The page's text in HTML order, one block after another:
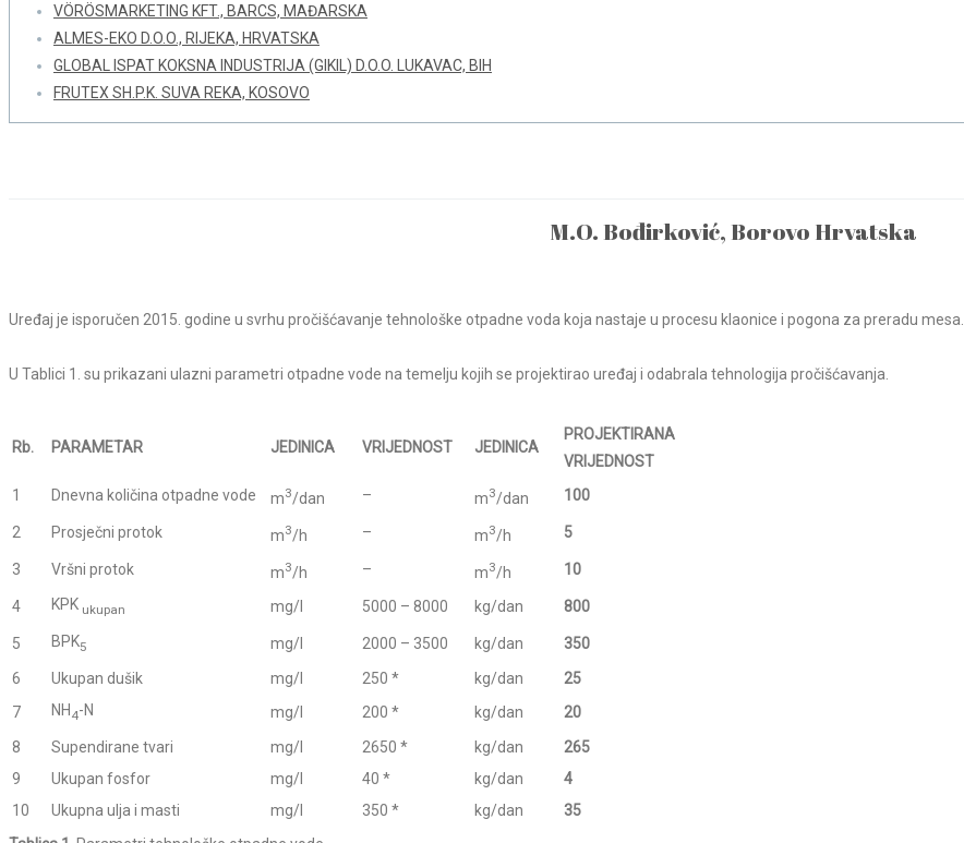
VÖRÖSMARKETING KFT., BARCS, MAĐARSKA
ALMES-EKO D.O.O., RIJEKA, HRVATSKA
GLOBAL ISPAT KOKSNA INDUSTRIJA (GIKIL) D.O.O. LUKAVAC, BIH
FRUTEX SH.P.K. SUVA REKA, KOSOVO
M.O. Bođirković, Borovo Hrvatska
Uređaj je isporučen 2015. godine u svrhu pročišćavanje tehnološke otpadne voda koja nastaje u procesu klaonice i pogona za preradu
U Tablici 1. su prikazani ulazni parametri otpadne vode na temelju kojih se projektirao uređaj i odabrala tehnologija pročišćavanja.
Rb. PARAMETAR JEDINICA VRIJEDNOST JEDINICA
PROJEKTIRANA
VRIJEDNOST
1
Dnevna količina otpadne vode m3/dan – m3/dan 100
2 Prosječni protok m3/h – m3/h 5
3 Vršni protok m3/h – m3/h 10
4 KPK ukupan mg/l 5000 – 8000 kg/dan 800
5 BPK5 mg/l 2000 – 3500 kg/dan
350
6
Ukupan dušik mg/l 250 * kg/dan
25
7
NH 4-N mg/l 200 * kg/dan
20
8
Supendirane tvari mg/l 2650 * kg/dan
265
9
Ukupan fosfor mg/l 40 * kg/dan
4
10
Ukupna ulja i masti mg/l 350 * kg/dan
35